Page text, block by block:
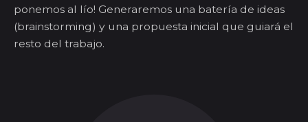
ponemos al lío! Generaremos una batería de ideas
(brainstorming) y una propuesta inicial que guiará el
resto del trabajo.